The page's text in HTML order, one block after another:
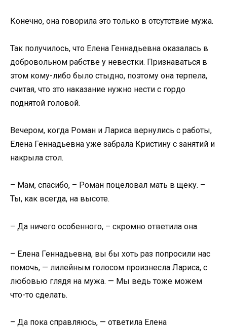
Конечно, она говорила это только в отсутствие мужа.
Так получилось, что Елена Геннадьевна оказалась в
добровольном рабстве у невестки. Признаваться в
этом кому-либо было стыдно, поэтому она терпела,
считая, что это наказание нужно нести с гордо
поднятой головой.
Вечером, когда Роман и Лариса вернулись с работы,
Елена Геннадьевна уже забрала Кристину с занятий и
накрыла стол.
– Мам, спасибо, – Роман поцеловал мать в щеку. –
Ты, как всегда, на высоте.
– Да ничего особенного, – скромно ответила она.
– Елена Геннадьевна, вы бы хоть раз попросили нас
помочь, — лилейным голосом произнесла Лариса, с
любовью глядя на мужа. — Мы ведь тоже можем
что-то сделать.
– Да пока справляюсь, — ответила Елена